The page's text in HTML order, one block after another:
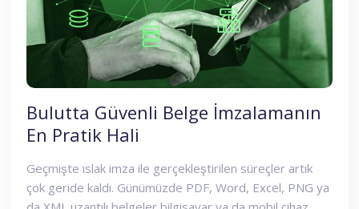
Bulutta Güvenli Belge İmzalamanın
En Pratik Hali
Geçmişte ıslak imza ile gerçekleştirilen süreçler artık
çok geride kaldı. Günümüzde PDF, Word, Excel, PNG ya